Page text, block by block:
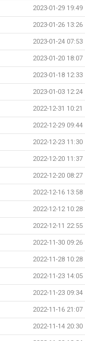
2023-01-29 19:49
2023-01-26 13:26
2023-01-24 07:53
2023-01-20 18:07
2023-01-18 12:33
2023-01-03 12:24
2022-12-31 10:21
2022-12-29 09:44
2022-12-23 11:30
2022-12-20 11:37
2022-12-20 08:27
2022-12-16 13:58
2022-12-12 10:28
2022-12-11 22:55
2022-11-30 09:26
2022-11-28 10:28
2022-11-23 14:05
2022-11-23 09:34
2022-11-16 21:07
2022-11-14 20:30